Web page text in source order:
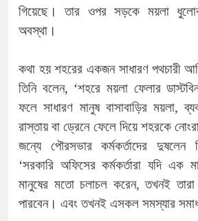
গিয়েছে। তার ওপর সড়কে ময়লা
অবস্থা।
কথা হয় শহরের একজন সাধারণ পথচারী
তিনি বলেন, ‘শহরে ময়লা ফেলার
ফলে সাধারণ মানুষ বাসাবাড়ির ময়লা,
রাস্তায় বা ড্রেনে ফেলে দিয়ে শহরকে
জন্যে পৌরসভার কর্মকর্তাদের
‘সরকারি অফিসের কর্মকর্তারা যদি এক
মানুষের মতো চলাচল করেন, তখনই
পারবেন। এবং তখনই এসকল সমস্যার